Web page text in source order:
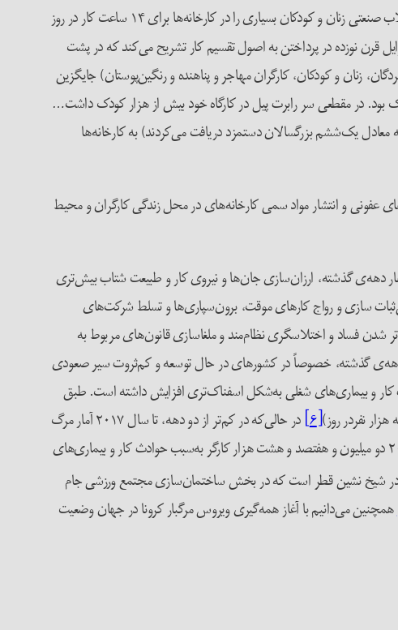
در طول انقلاب صنعتی زنان و کودکان بسیاری را در کارخانه‌ها برای ۱۴ ساعت کار در روز
قرن نوزده در پرداختن به اصول تقسیم کار تشریح می‌کند که در پشت
زنان و کودکان، کارگران مهاجر و پناهنده و رنگین‌پوستان) جایگزین
بود. در مقطعی سر رابرت پیل در کارگاه خود بیش از هزار کودک داشت…
معادل یک‌ششم بزرگسالان دستمزد دریافت می‌کردند) به کارخانه‌ها
عفونی و انتشار مواد سمی کارخانه‌های در محل زندگی کارگران و محیط
دهه‌ی گذشته، ارزان‌سازی جان‌ها و نیروی کار و طبیعت شتاب بیش‌تری
سازی و رواج کارهای موقت، برون‌سپاری‌ها و تسلط شرکت‌های
شدن فساد و اختلاسگری نظام‌مند و ملغاسازی قانون‌های مربوط به
دهه‌ی گذشته، خصوصاً در کشور‌های در حال توسعه و کم‌‌ثروت سیر صعودی
این سو میزان و مرگ کارگران بر اثر حوادث کار و بیماری‌های شغلی به‌شکل اسفناک‌تری افزایش داشته است. طبق
[۶]
در حالی‌که در کم‌تر از دو دهه، تا سال ۲۰۱۷ آمار مرگ
کارگران در سطح جهان به میزان بیش از دو برابر افزایش پیدا کرده است. آمار محافظه‌کارانه‌ی سازمان جهانی کار نشان می‌دهد در سال ۲۰۱۷ دو میلیون و هفتصد و هشت هزار کارگر به‌سبب حوادث کار و بیماری‌های
آن مرگ ۶۵۰۰ کارگر مهاجر در شیخ نشین قطر است که در بخش ساختمان‌سازی مجتمع ورزشی جام
همچنین می‌دانیم با آغاز همه‌گیری ویروس مرگبار کرونا در جهان وضعیت